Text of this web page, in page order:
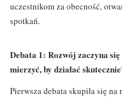
uczestnikom za obecność,
spotkań.
Debata 1: Rozwój zaczyna
mierzyć, by działać
Pierwsza debata skupiła się